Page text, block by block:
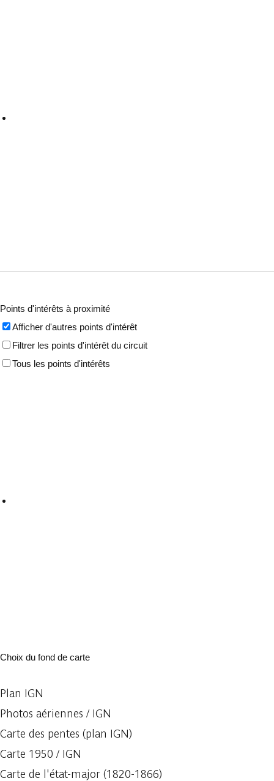
Points d'intérêts à proximité
Afficher d'autres points d'intérêt
Filtrer les points d'intérêt du circuit
Tous les points d'intérêts
Choix du fond de carte
Plan IGN
Photos aériennes / IGN
Carte des pentes (plan IGN)
Carte 1950 / IGN
Carte de l'état-major (1820-1866)